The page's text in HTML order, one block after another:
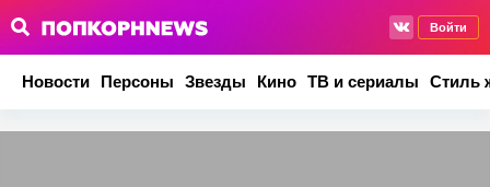
Войти
Новости Персоны Звезды Кино ТВ и сериалы Стиль